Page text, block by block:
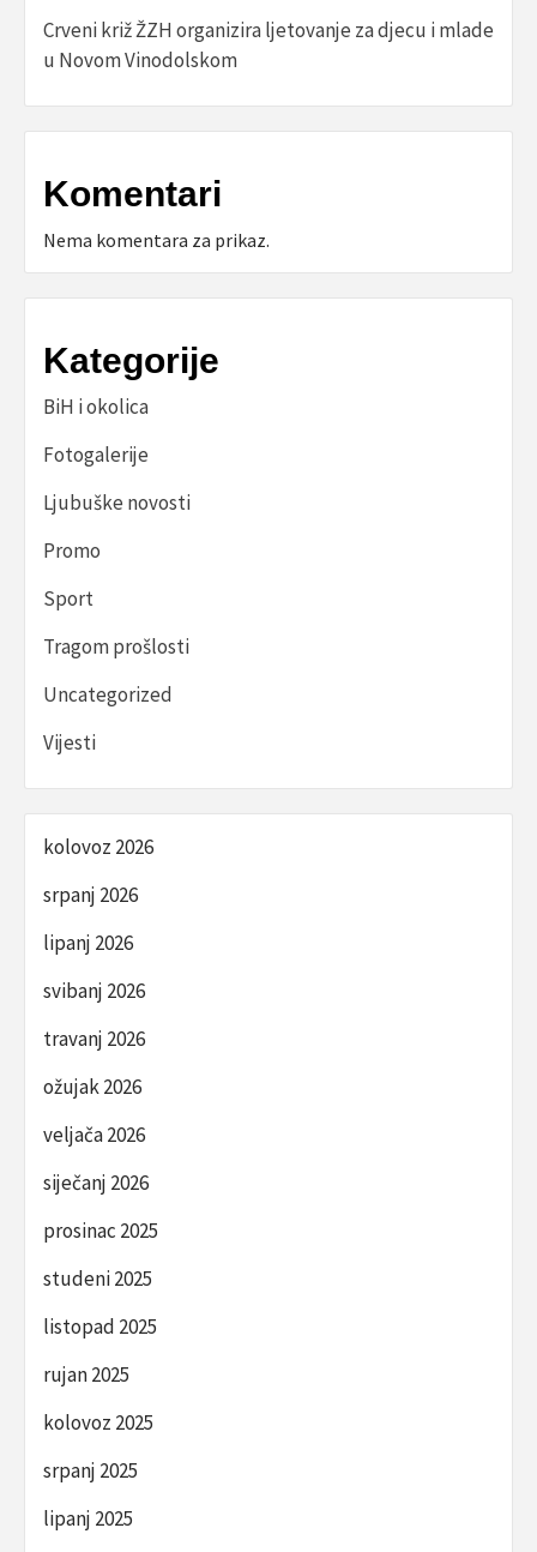
Crveni križ ŽZH organizira ljetovanje za djecu i mlade
u Novom Vinodolskom
Komentari
Nema komentara za prikaz.
Kategorije
BiH i okolica
Fotogalerije
Ljubuške novosti
Promo
Sport
Tragom prošlosti
Uncategorized
Vijesti
kolovoz 2026
srpanj 2026
lipanj 2026
svibanj 2026
travanj 2026
ožujak 2026
veljača 2026
siječanj 2026
prosinac 2025
studeni 2025
listopad 2025
rujan 2025
kolovoz 2025
srpanj 2025
lipanj 2025